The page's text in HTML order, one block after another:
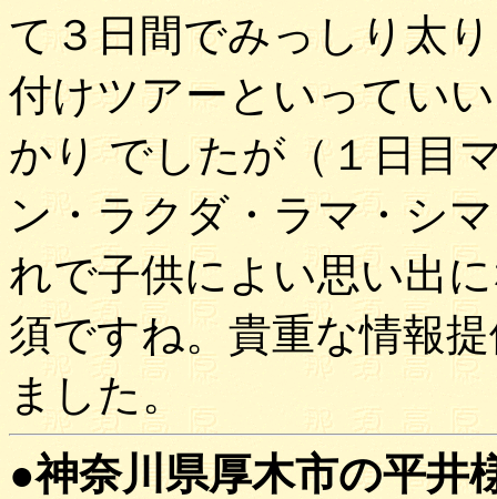
て３日間でみっしり太
付けツアーといってい
かり でしたが（１日目
ン・ラクダ・ラマ・シ
れで子供によい思い出
須ですね。貴重な情報
ました。
●神奈川県厚木市の平井